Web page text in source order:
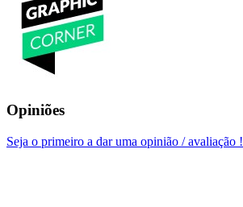
Opiniões
Seja o primeiro a dar uma opinião / avaliação !